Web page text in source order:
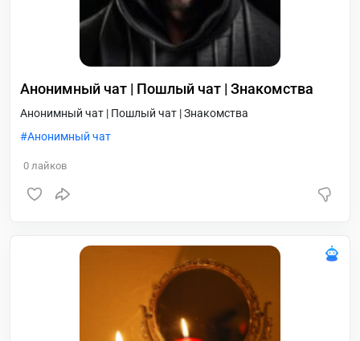
Анонимный чат | Пошлый чат | Знакомства
Анонимный чат | Пошлый чат | Знакомства
Анонимный чат
0 лайков